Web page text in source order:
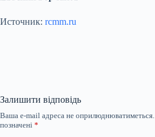
Источник: rcmm.ru
Залишити відповідь
Ваша e-mail адреса не оприлюднюватиметься.
позначені *